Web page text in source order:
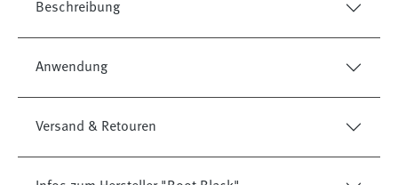
Beschreibung
Anwendung
Versand & Retouren